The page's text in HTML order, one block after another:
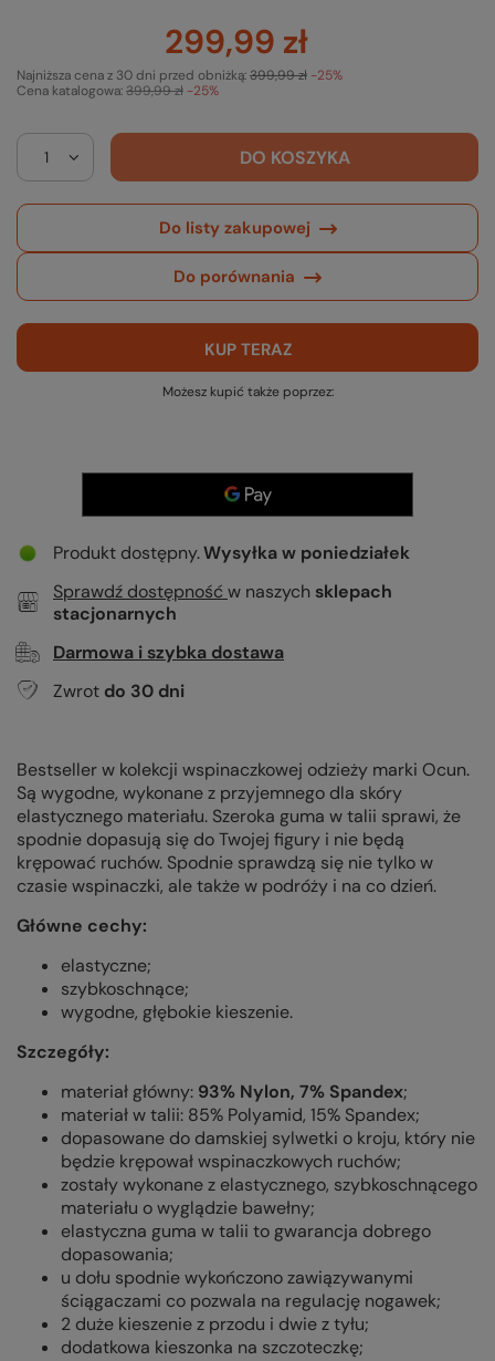
299,99 zł
Cena katalogowa:399,99 zł -25%
Najniższa cena z 30 dni przed obniżką:399,99 zł -25%
DO KOSZYKA
Do listy zakupowej
Do porównania
KUP TERAZ
Możesz kupić także poprzez:
Produkt dostępny Wysyłkaw poniedziałek
Sprawdź dostępność w naszych sklepach
stacjonarnych
Darmowa i szybka dostawa
Zwrot do 30 dni
Bestseller w kolekcji wspinaczkowej odzieży marki Ocun.
Są wygodne, wykonane z przyjemnego dla skóry
elastycznego materiału. Szeroka guma w talii sprawi, że
spodnie dopasują się do Twojej figury i nie będą
krępować ruchów. Spodnie sprawdzą się nie tylko w
czasie wspinaczki, ale także w podróży i na co dzień.
Główne cechy:
elastyczne;
szybkoschnące;
wygodne, głębokie kieszenie.
Szczegóły:
materiał główny: 93% Nylon, 7% Spandex;
materiał w talii: 85% Polyamid, 15% Spandex;
dopasowane do damskiej sylwetki o kroju, który nie
będzie krępował wspinaczkowych ruchów;
zostały wykonane z elastycznego, szybkoschnącego
materiału o wyglądzie bawełny;
elastyczna guma w talii to gwarancja dobrego
dopasowania;
u dołu spodnie wykończono zawiązywanymi
ściągaczami co pozwala na regulację nogawek;
2 duże kieszenie z przodu i dwie z tyłu;
dodatkowa kieszonka na szczoteczkę;